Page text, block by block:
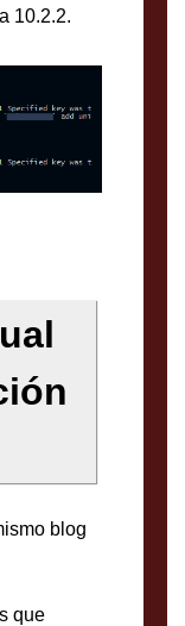
10.2.2.
blog
que